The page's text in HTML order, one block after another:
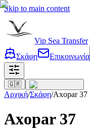
Skip to main content
Vip Sea Transfer
Σκάφη
Επικοινωνία
🇬🇷
Αρχική/Σκάφη/Axopar 37
Axopar 37